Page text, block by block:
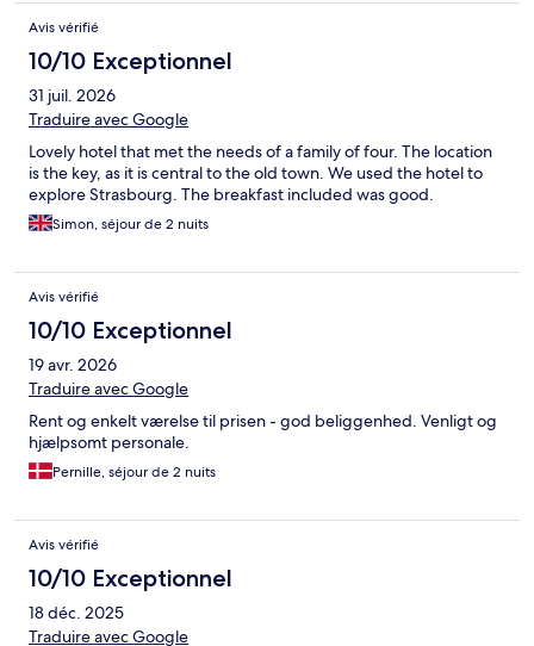
Avis vérifié
10/10 Exceptionnel
31 juil. 2026
Traduire avec Google
Lovely hotel that met the needs of a family of four. The location
is the key, as it is central to the old town. We used the hotel to
explore Strasbourg. The breakfast included was good.
Simon, séjour de 2 nuits
Avis vérifié
10/10 Exceptionnel
19 avr. 2026
Traduire avec Google
Rent og enkelt værelse til prisen - god beliggenhed. Venligt og
hjælpsomt personale.
Pernille, séjour de 2 nuits
Avis vérifié
10/10 Exceptionnel
18 déc. 2025
Traduire avec Google